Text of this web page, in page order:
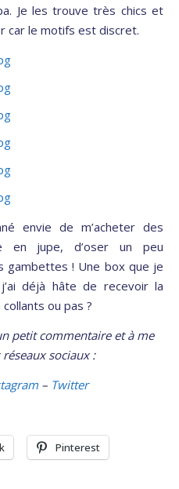
Je les trouve très chics et
car le motifs est discret.
envie de m’acheter des
en jupe, d’oser un peu
gambettes ! Une box que je
déjà hâte de recevoir la
ou pas ?
petit commentaire et à me
sociaux :
– Twitter
Pinterest